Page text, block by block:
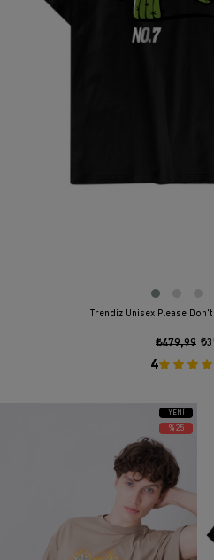
Trendiz Unisex Please
₺479,99
4
YENI
ÜRÜN
%25